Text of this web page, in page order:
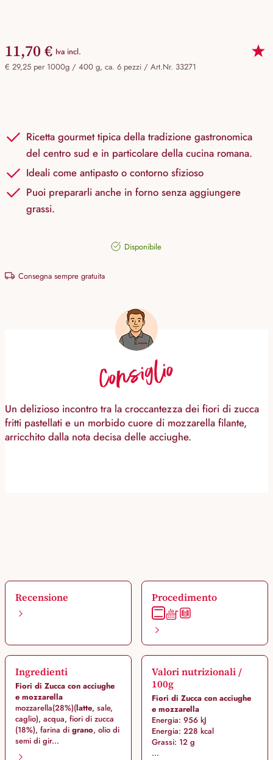
11,70 € Iva incl.
€ 29,25 per 1000g / 400 g, ca. 6 pezzi / Art.Nr. 33271
Ricetta gourmet tipica della tradizione gastronomica
del centro sud e in particolare della cucina romana.
Ideali come antipasto o contorno sfizioso
Puoi prepararli anche in forno senza aggiungere
grassi.
Disponibile
Consegna sempre gratuita
Consiglio
Un delizioso incontro tra la croccantezza dei fiori di zucca
fritti pastellati e un morbido cuore di mozzarella filante,
arricchito dalla nota decisa delle acciughe.
Recensione Procedimento
Ingredienti
Fiori di Zucca con acciughe
e mozzarella
mozzarella(28%)(latte, sale,
caglio), acqua, fiori di zucca
(18%), farina di grano, olio di
semi di gir...
Valori nutrizionali /
100g
Fiori di Zucca con acciughe
e mozzarella
Energia: 956 kJ
Energia: 228 kcal
Grassi: 12 g
...